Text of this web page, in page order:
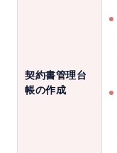
契約書管理台
帳の作成